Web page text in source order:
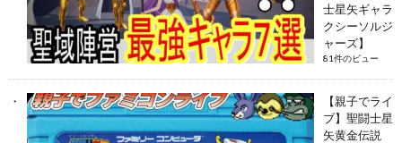
士星矢ギャラ
クシーソルジ
ャーズ】
81件のビュー
【親子でライ
ブ】聖闘士星
矢黄金伝説